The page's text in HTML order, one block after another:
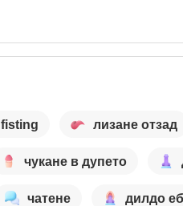
лизане отзад
чукане в дупето
чатене дилдо